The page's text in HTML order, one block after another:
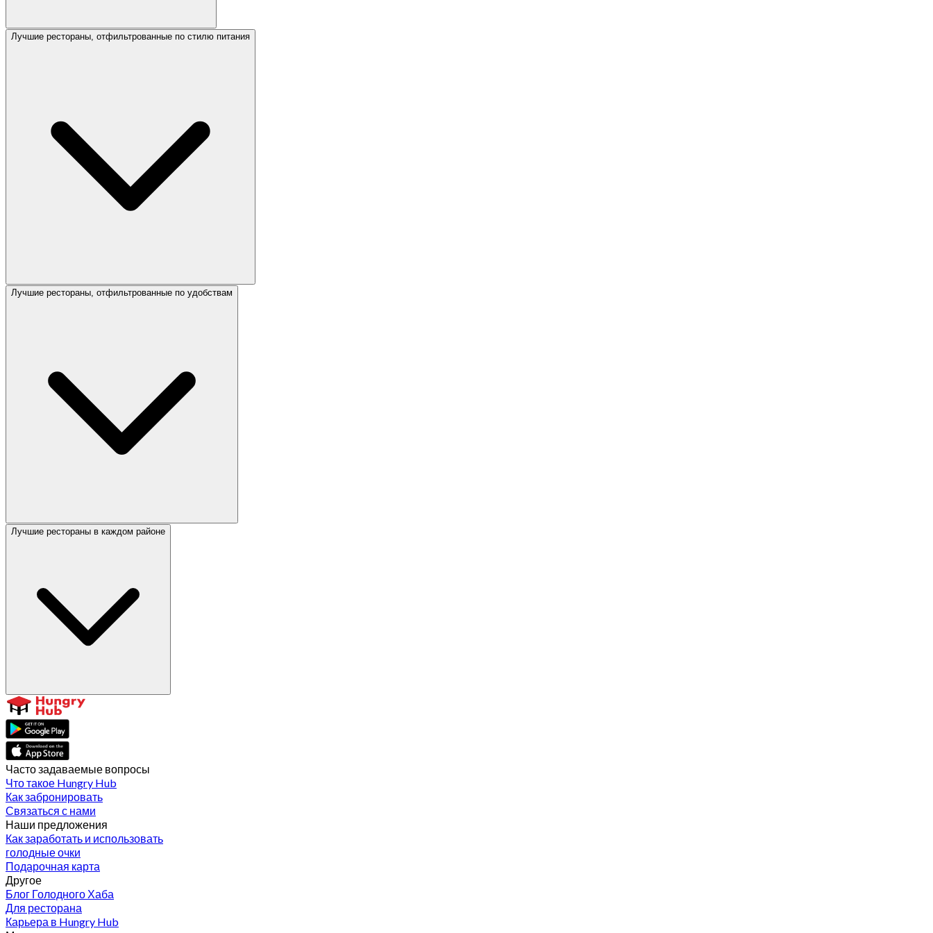
Лучшие рестораны, отфильтрованные по стилю питания
Лучшие рестораны, отфильтрованные по удобствам
Лучшие рестораны в каждом районе
Часто задаваемые вопросы
Что такое Hungry Hub
Как забронировать
Связаться с нами
Наши предложения
Как заработать и использовать
голодные очки
Подарочная карта
Другое
Блог Голодного Хаба
Для ресторана
Карьера в Hungry Hub